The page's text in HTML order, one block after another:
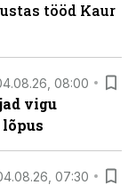
tööd Kaur
08:00
vigu
07:30